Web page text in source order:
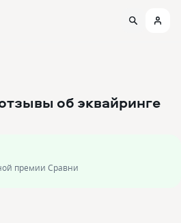
об эквайринге
премии Сравни